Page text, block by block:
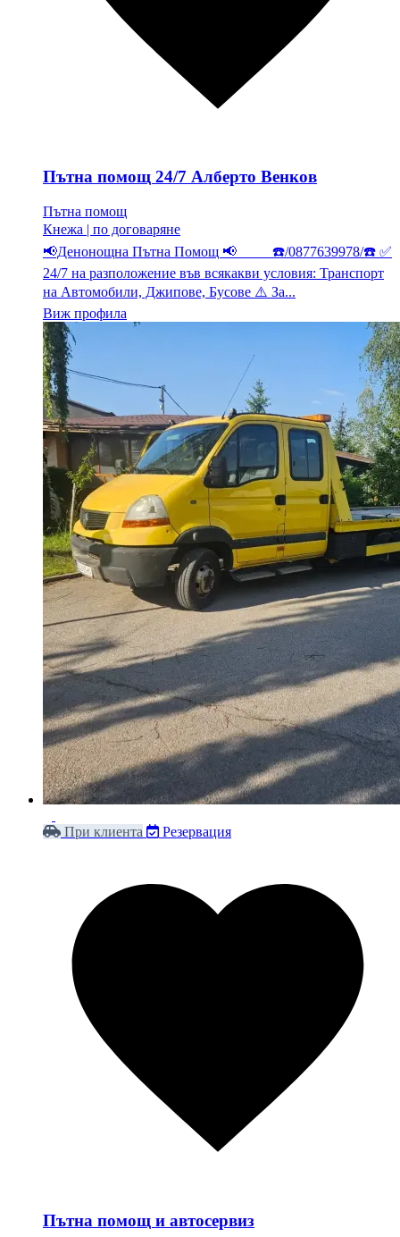
Пътна помощ 24/7 Алберто Венков
Пътна помощ
Кнежа | по договаряне
📢Денонощна Пътна Помощ 📢 ☎️/0877639978/☎️ ✅
24/7 на разположение във всякакви условия: Транспорт
на Автомобили, Джипове, Бусове ⚠️ За...
Виж профила
При клиента Резервация
Пътна помощ и автосервиз